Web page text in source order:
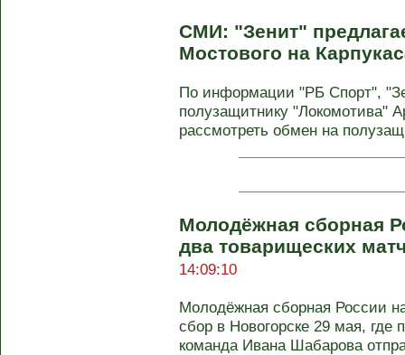
СМИ: "Зенит"
Мостового на
По информации "РБ Спорт",
полузащитнику "Локомотива"
рассмотреть обмен на
Молодёжная сборная
два товарищеских
14:09:10
Молодёжная сборная России
сбор в Новогорске 29 мая, где
команда Ивана Шабарова